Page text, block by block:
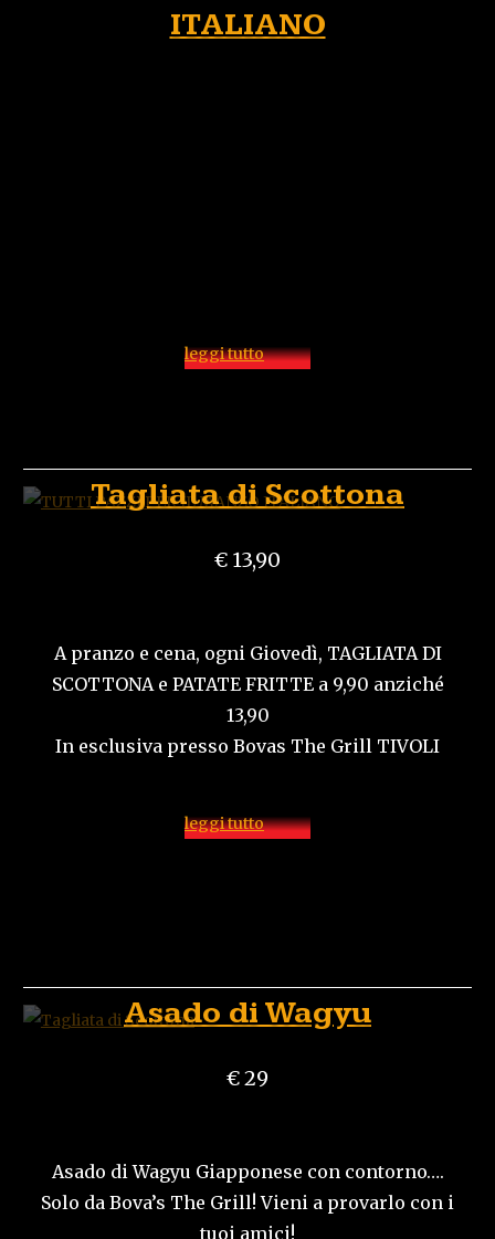
ITALIANO
leggi tutto
Tagliata di Scottona
€ 13,90
A pranzo e cena, ogni Giovedì, TAGLIATA DI
SCOTTONA e PATATE FRITTE a 9,90 anziché
13,90
In esclusiva presso Bovas The Grill TIVOLI
leggi tutto
Asado di Wagyu
€ 29
Asado di Wagyu Giapponese con contorno….
Solo da Bova’s The Grill! Vieni a provarlo con i
tuoi amici!